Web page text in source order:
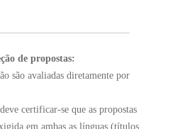
de propostas:
são avaliadas diretamente por
certificar-se que as propostas
em ambas as línguas (títulos,